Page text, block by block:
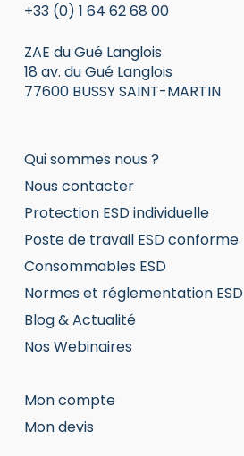
+33 (0) 1 64 62 68 00
ZAE du Gué Langlois
18 av. du Gué Langlois
77600 BUSSY SAINT-MARTIN
Qui sommes nous ?
Nous contacter
Protection ESD individuelle
Poste de travail ESD conforme
Consommables ESD
Normes et réglementation ESD
Blog & Actualité
Nos Webinaires
Mon compte
Mon devis